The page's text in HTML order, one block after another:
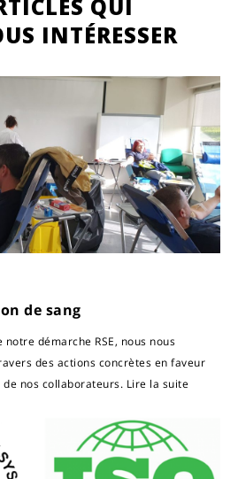
QUI
INTÉRESSER
de sang
démarche RSE, nous nous
des actions concrètes en faveur
nos collaborateurs. Lire la suite